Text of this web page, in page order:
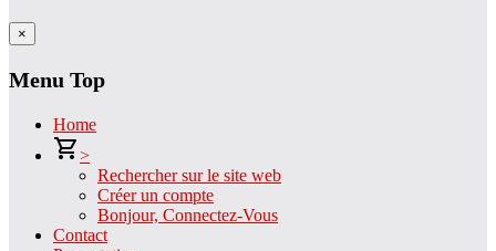
×
Menu Top
Home
>
Rechercher sur le site web
Créer un compte
Bonjour, Connectez-Vous
Contact